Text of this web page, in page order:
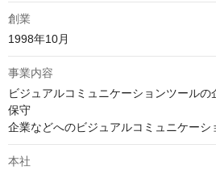
創業
1998年10月
事業内容
ビジュアルコミュニケーションツールの
保守
企業などへのビジュアルコミュニケーシ
本社